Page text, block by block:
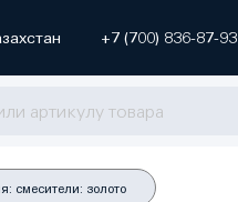
+7 (700) 836-87-93
смесители: золото